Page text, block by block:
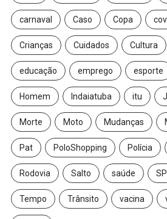
carnaval Caso Copa
Crianças Cuidados Cultura
educação emprego esporte
Homem Indaiatuba itu
Morte Moto Mudanças
Pat PoloShopping Polícia
Rodovia Salto saúde
Tempo Trânsito vacina